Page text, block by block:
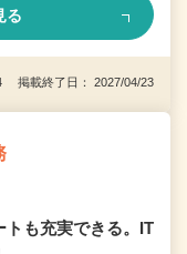
る
掲載終了日： 2027/04/23
トも充実できる。IT